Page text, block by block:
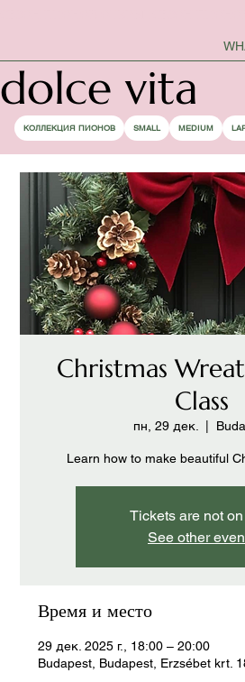
dolce vita
КОЛЛЕКЦИЯ ПИОНОВ SMALL MEDIUM
Christmas
Class
пн, 29 дек.
Learn how to make beautiful
Tickets are not
See other
Время и место
29 дек. 2025 г., 18:00 – 20:00
Budapest, Budapest, Erzsébet krt.